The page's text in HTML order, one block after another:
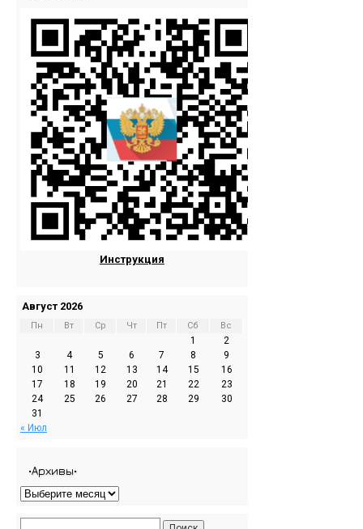
Инструкция
Август 2026
Пн Вт Ср Чт Пт Сб Вс
1
2
3
4 5 6 7 8
9
10
11 12 13 14 15
16
17
18 19 20 21 22
23
24
25 26 27 28 29
30
31
« Июл
•Архивы•